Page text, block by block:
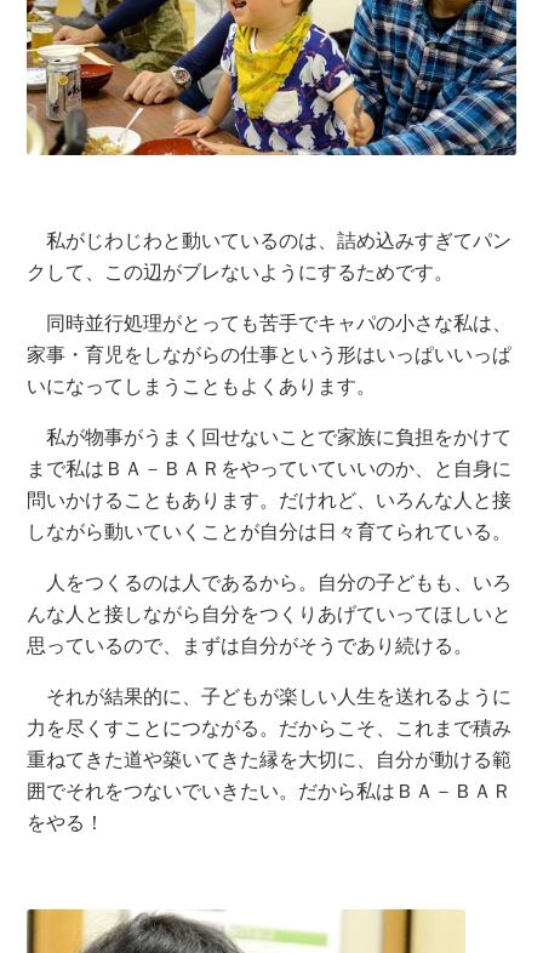
私がじわじわと動いているのは、詰め込みすぎてパン
クして、この辺がブレないようにするためです。
同時並行処理がとっても苦手でキャパの小さな私は、
家事・育児をしながらの仕事という形はいっぱいいっぱ
いになってしまうこともよくあります。
私が物事がうまく回せないことで家族に負担をかけて
まで私はＢＡ－ＢＡＲをやっていていいのか、と自身に
問いかけることもあります。だけれど、いろんな人と接
しながら動いていくことが自分は日々育てられている。
人をつくるのは人であるから。自分の子どもも、いろ
んな人と接しながら自分をつくりあげていってほしいと
思っているので、まずは自分がそうであり続ける。
それが結果的に、子どもが楽しい人生を送れるように
力を尽くすことにつながる。だからこそ、これまで積み
重ねてきた道や築いてきた縁を大切に、自分が動ける範
囲でそれをつないでいきたい。だから私はＢＡ－ＢＡＲ
をやる！